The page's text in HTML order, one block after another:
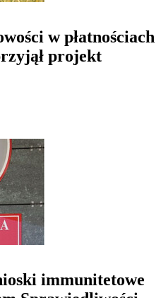
w płatnościach
projekt
immunitetowe